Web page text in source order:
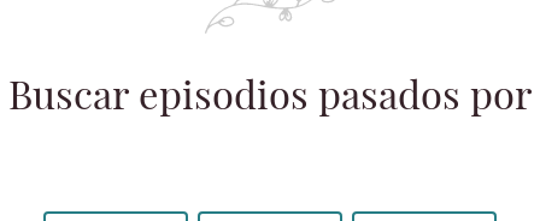
Buscar episodios pasados por